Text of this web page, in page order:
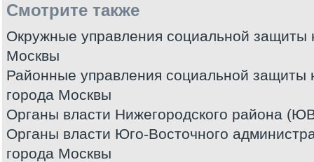
Смотрите также
Окружные управления социальной защиты
Москвы
Районные управления социальной
города Москвы
Органы власти Нижегородского района
Органы власти Юго-Восточного
города Москвы